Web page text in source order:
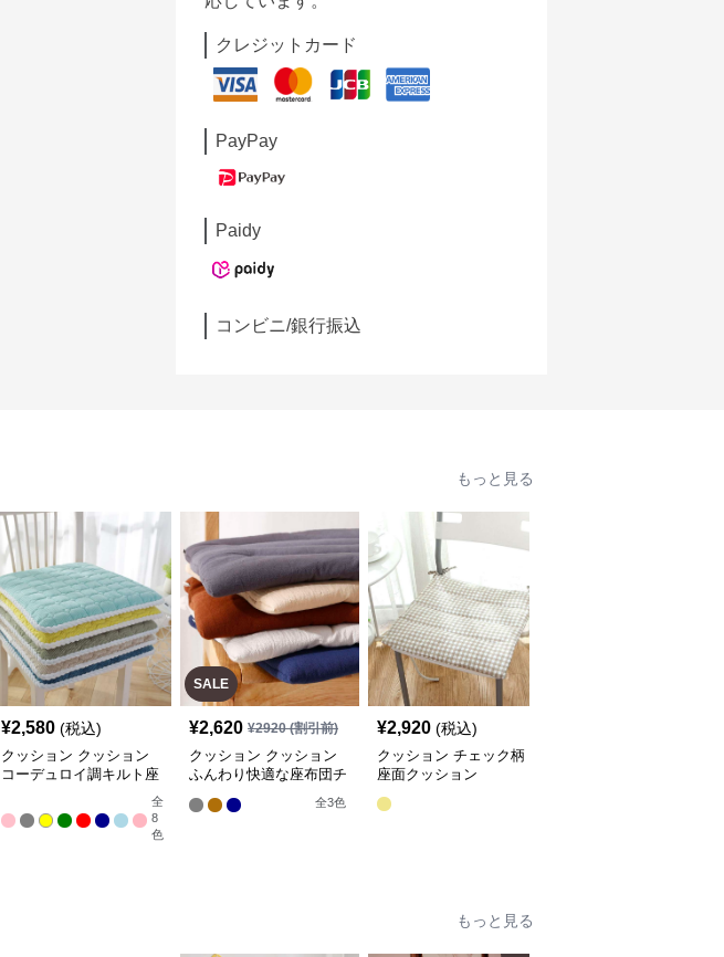
クレジットカード
PayPay
Paidy
コンビニ/銀行振込
もっと見る
¥2,580 (税込)
クッション クッション
コーデュロイ調キルト座
全
8
色
SALE
¥2,620 ¥2920(割引前)
クッション クッション
ふんわり快適な座布団チ
全3色
¥2,920 (税込)
クッション チェック柄
座面クッション
もっと見る